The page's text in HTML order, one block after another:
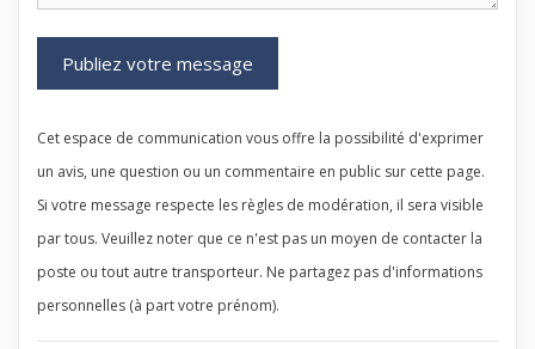
Cet espace de communication vous offre la possibilité d'exprimer
un avis, une question ou un commentaire en public sur cette page.
Si votre message respecte les règles de modération, il sera visible
par tous. Veuillez noter que ce n'est pas un moyen de contacter la
poste ou tout autre transporteur. Ne partagez pas d'informations
personnelles (à part votre prénom).